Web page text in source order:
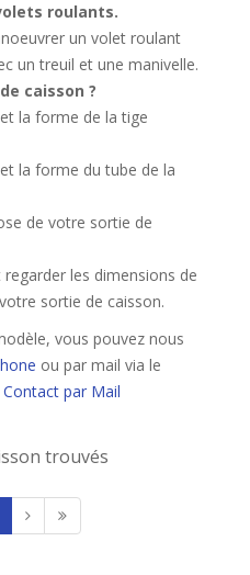
roulants.
un volet roulant
un treuil et une manivelle.
caisson ?
la forme de la tige
la forme du tube de la
de votre sortie de
les dimensions de
sortie de caisson.
vous pouvez nous
ou par mail via le
Contact par Mail
trouvés